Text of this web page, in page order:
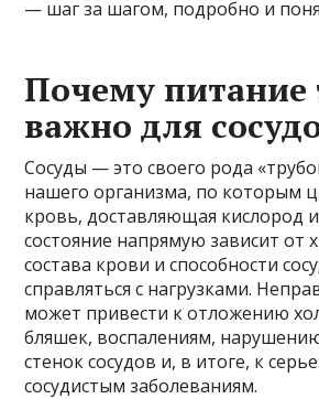
— шаг за шагом, подробно и
Почему питание
важно для
Сосуды — это своего рода
нашего организма, по которым
кровь, доставляющая кислород
состояние напрямую зависит от
состава крови и способности
справляться с нагрузками.
может привести к отложению
бляшек, воспалениям,
стенок сосудов и, в итоге, к
сосудистым заболеваниям.